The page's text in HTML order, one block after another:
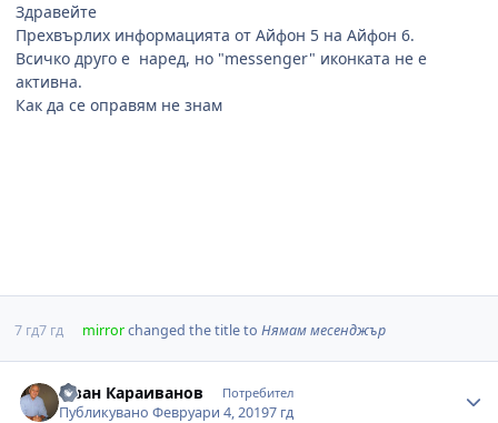
Здравейте
Прехвърлих информацията от Айфон 5 на Айфон 6.
Всичко друго е наред, но "messenger" иконката не е
активна.
Как да се оправям не знам
7 гд7 гд mirrorchanged the title to Нямам месенджър
Иван Караиванов Потребител
ПубликуваноФевруари 4, 20197 гд